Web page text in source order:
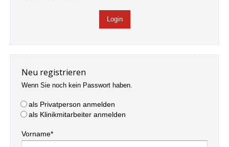
Neu registrieren
Wenn Sie noch kein Passwort haben.
als Privatperson anmelden
als Klinikmitarbeiter anmelden
Vorname*